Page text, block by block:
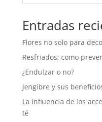
Entradas
Flores no solo para
Resfriados; como
¿Endulzar o no?
Jengibre y sus
La influencia de los
té